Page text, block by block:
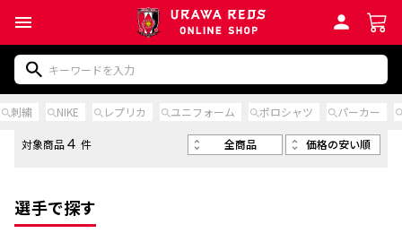
刺繍 NIKE レプリカ ユニフォーム ポロシャツ パーカー
選手で探す
対象商品4 件 全商品 価格の安い順